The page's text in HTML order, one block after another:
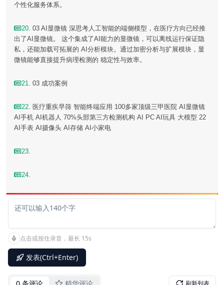
个性化服务体系。
20. 03 AI显微镜 深思考人工智能的端侧模型，在医疗方向已经推
出了AI显微镜。 这个集成了AI能力的显微镜，可以离线运行保证隐
私，还能加载可拓展的 AI分析模块。通过加密分析与扩展模块，显
微镜能够直接提升病理检测的 稳定性与效率。
21. 03 成功案例
22. 医疗重疾早筛 智能终端应用 100多家顶级三甲医院 AI显微镜
AI手机 AI机器人 70%头部第三方检测机构 AI PC AI玩具 大模型 22
AI手表 AI摄像头 AI存储 AI小家电
23.
24.